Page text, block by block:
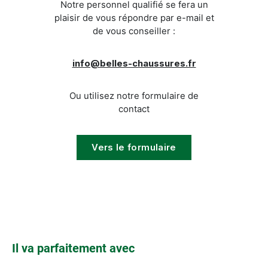
Notre personnel qualifié se fera un
plaisir de vous répondre par e-mail et
de vous conseiller :
info@belles-chaussures.fr
Ou utilisez notre formulaire de
contact
Vers le formulaire
Ignorer la galerie de produits
Il va parfaitement avec